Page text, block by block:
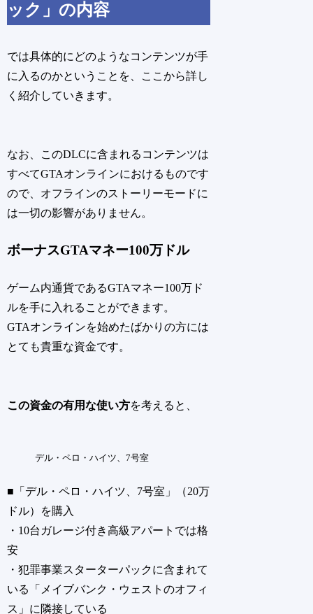
ック」の内容
では具体的にどのようなコンテンツが手
に入るのかということを、ここから詳し
く紹介していきます。
なお、このDLCに含まれるコンテンツは
すべてGTAオンラインにおけるものです
ので、オフラインのストーリーモードに
は一切の影響がありません。
ボーナスGTAマネー100万ドル
ゲーム内通貨であるGTAマネー100万ド
ルを手に入れることができます。
GTAオンラインを始めたばかりの方には
とても貴重な資金です。
この資金の有用な使い方を考えると、
デル・ペロ・ハイツ、7号室
■「デル・ペロ・ハイツ、7号室」（20万
ドル）を購入
・10台ガレージ付き高級アパートでは格
安
・犯罪事業スターターパックに含まれて
いる「メイブバンク・ウェストのオフィ
ス」に隣接している